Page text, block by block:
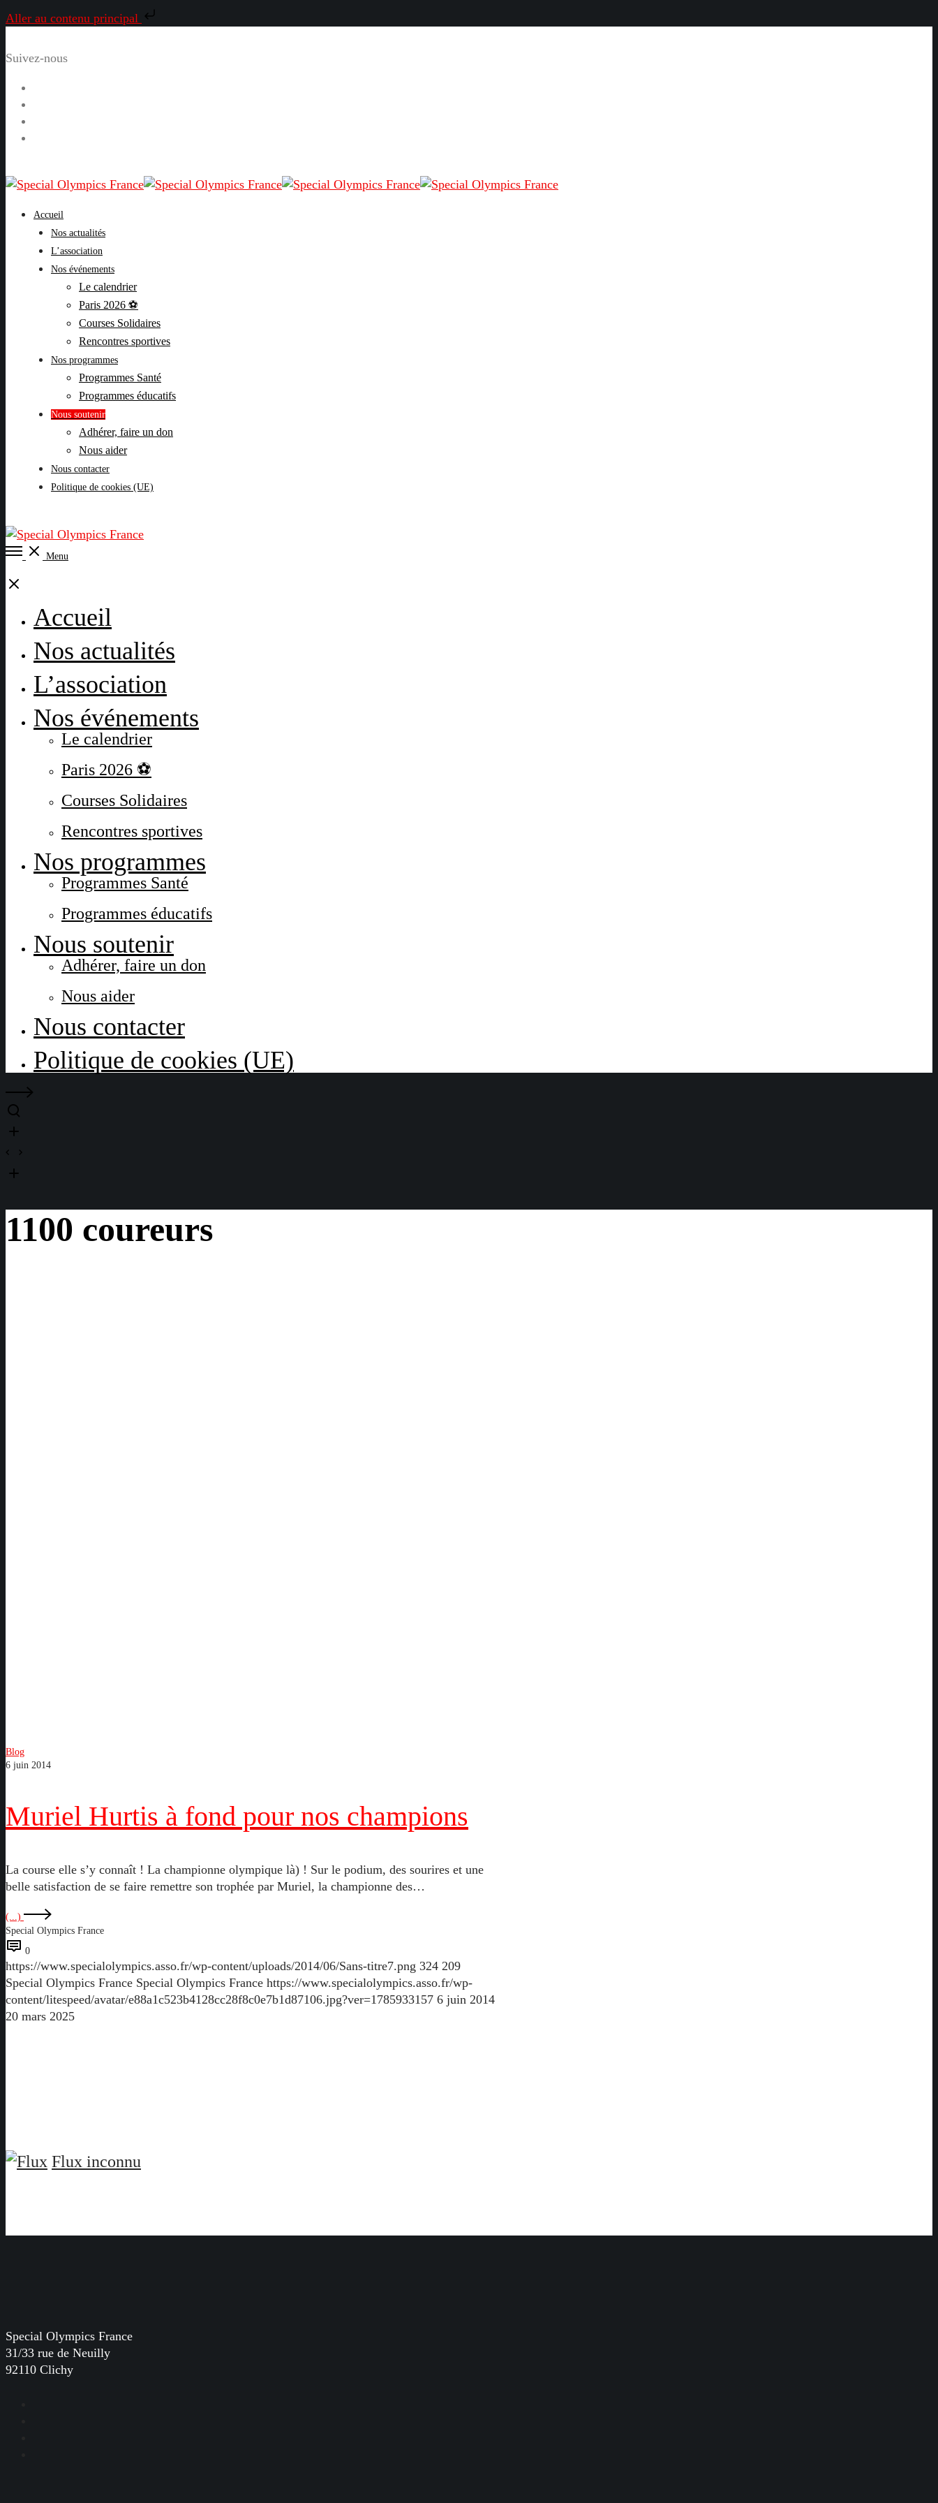
Aller au contenu principal
Suivez-nous
Accueil
Nos actualités
L’association
Nos événements
Le calendrier
Paris 2026 ⚽
Courses Solidaires
Rencontres sportives
Nos programmes
Programmes Santé
Programmes éducatifs
Nous soutenir
Adhérer, faire un don
Nous aider
Nous contacter
Politique de cookies (UE)
Open
Menu
Close
Accueil
Nos actualités
L’association
Nos événements
Le calendrier
Paris 2026 ⚽
Courses Solidaires
Rencontres sportives
Nos programmes
Programmes Santé
Programmes éducatifs
Nous soutenir
Adhérer, faire un don
Nous aider
Nous contacter
Politique de cookies (UE)
1100 coureurs
Blog
6 juin 2014
Muriel Hurtis à fond pour nos champions
La course elle s’y connaît ! La championne olympique là) ! Sur le podium, des sourires et une
belle satisfaction de se faire remettre son trophée par Muriel, la championne des…
(...)
Special Olympics France
0
https://www.specialolympics.asso.fr/wp-content/uploads/2014/06/Sans-titre7.png 324 209
Special Olympics France Special Olympics France https://www.specialolympics.asso.fr/wp-
content/litespeed/avatar/e88a1c523b4128cc28f8c0e7b1d87106.jpg?ver=1785933157 6 juin 2014
20 mars 2025
Flux inconnu
Special Olympics France
31/33 rue de Neuilly
92110 Clichy